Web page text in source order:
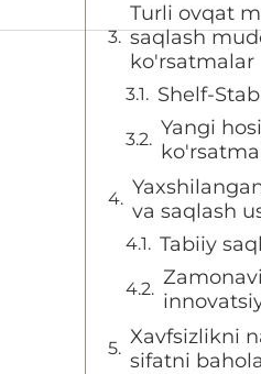
Turli ovqat
saqlash
ko'rsatmalar
Shelf-
Yangi
va saqlash
Tabiiy
Xavfsizlikni
sifatni